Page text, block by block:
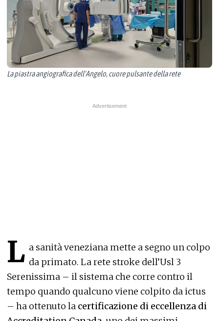
La piastra angiografica dell'Angelo, cuore pulsante della rete
L a sanità veneziana mette a segno un colpo
da primato. La rete stroke dell’Usl 3
Serenissima – il sistema che corre contro il
tempo quando qualcuno viene colpito da ictus
– ha ottenuto la certificazione di eccellenza di